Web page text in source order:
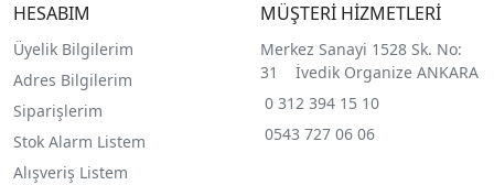
HESABIM
Üyelik Bilgilerim
Adres Bilgilerim
Siparişlerim
Stok Alarm Listem
Alışveriş Listem
MÜŞTERİ HİZMETLERİ
Merkez Sanayi 1528 Sk. No:
31 İvedik Organize ANKARA
0 312 394 15 10
0543 727 06 06